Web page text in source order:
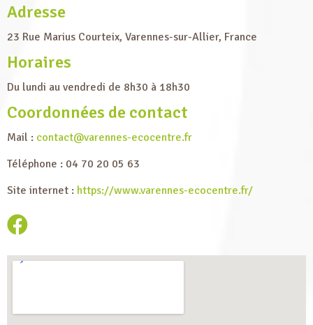
Adresse
23 Rue Marius Courteix, Varennes-sur-Allier, France
Horaires
Du lundi au vendredi de 8h30 à 18h30
Coordonnées de contact
Mail : contact@varennes-ecocentre.fr
Téléphone : 04 70 20 05 63
Site internet : https://www.varennes-ecocentre.fr/